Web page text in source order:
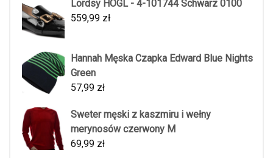
Lordsy HÖGL - 4-101744 Schwarz 0100
559,99 zł
Hannah Męska Czapka Edward Blue Nights
Green
57,99 zł
Sweter męski z kaszmiru i wełny
merynosów czerwony M
69,99 zł